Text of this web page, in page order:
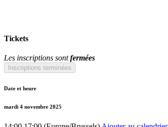
Tickets
Les inscriptions sontfermées
Inscriptions terminées
Date et heure
mardi 4 novembre 2025